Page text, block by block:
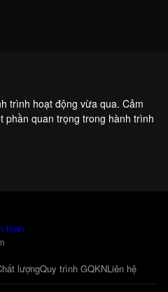
trình hoạt động vừa qua. Cảm
phần quan trọng trong hành trình
lượngQuy trình GQKNLiên hệ